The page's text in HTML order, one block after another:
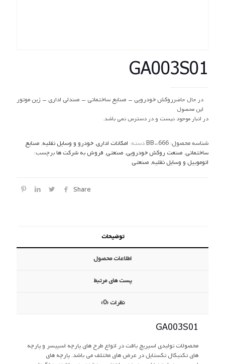
GA003S01
روکش خودرویی – صنایع ساختمانی – صندلی اداری – زین موتوردر حال حاضر
این محصول
در انبار موجود نیست و در دسترس نمی باشد.
شناسه محصول: BB-666دسته: امکانات اداری,خودرو و وسایل نقلیه, صنایع
ساختمانی, صنعت روکش خودرویی, صنعتی, فروش به شرکت هابرچسب:
اتوموبیل و وسایل نقلیه, صنعتی
Share
توضیحات
اطلاعات محصول
پست های مرتبط
نظرات (0)
GA003S01
محصولات تولیدی اسپریچ بافت در انواع طرح های پارچه اسپیسر و پارچه
های تکنیکال تکستایل در عرض های مختلف می باشد. پارچه های